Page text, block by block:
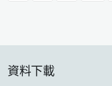
資料下載